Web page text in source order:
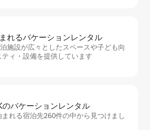
れるバ⁠ケ⁠ー⁠シ⁠ョ⁠ンレ⁠ン⁠タ⁠ル
施設が広々としたスペースや子ども向
ティ・設備を提供しています
のバ⁠ケ⁠ー⁠シ⁠ョ⁠ンレ⁠ン⁠タ⁠ル
れる宿泊先260件の中から見つけまし